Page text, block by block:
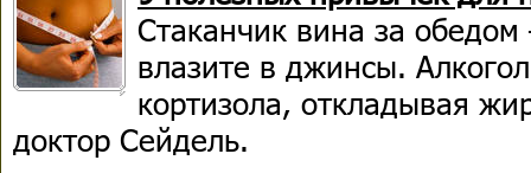
Стаканчик вина за
влазите в джинсы.
кортизола, откладывая
доктор Сейдель.